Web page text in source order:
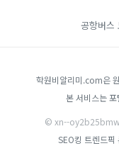
공항버스
학원비알리미.com은
본 서비스는
© xn--
SEO킹 트렌드픽